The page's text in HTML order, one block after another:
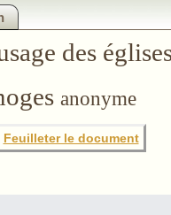
des
anonyme
Feuilleter le document